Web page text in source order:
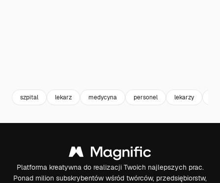
szpital lekarz medycyna personel lekarzy
Platforma kreatywna do realizacji Twoich najlepszych prac.
Ponad milion subskrybentów wśród twórców, przedsiębiorstw,